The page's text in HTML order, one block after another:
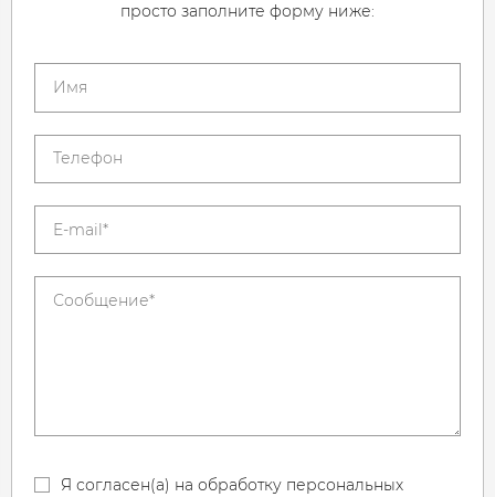
просто заполните форму ниже:
Я согласен(а) на обработку персональных